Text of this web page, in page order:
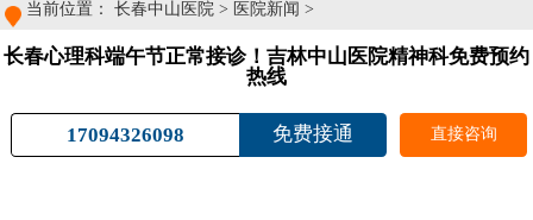
当前位置：长春中山医院 > 医院新闻 >
长春心理科端午节正常接诊！吉林中山医院精神科免费预约
热线
17094326098 免费接通 直接咨询